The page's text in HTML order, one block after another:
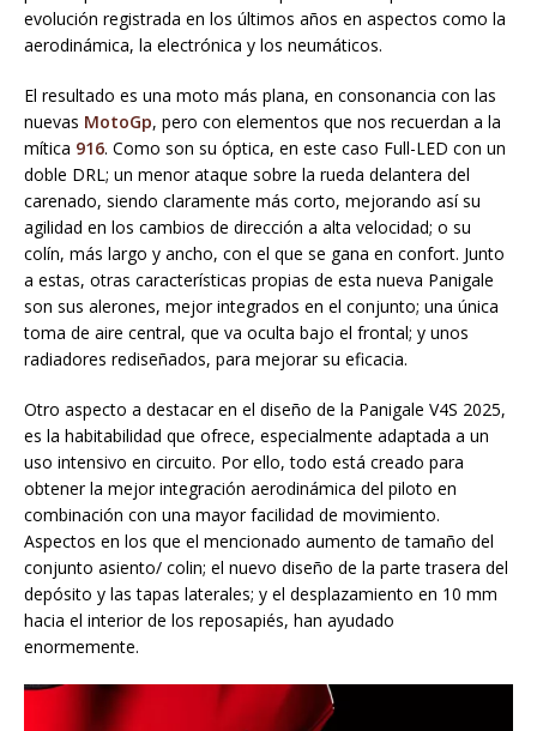
evolución registrada en los últimos años en aspectos como la
aerodinámica, la electrónica y los neumáticos.
El resultado es una moto más plana, en consonancia con las
nuevas MotoGp, pero con elementos que nos recuerdan a la
mítica 916. Como son su óptica, en este caso Full-LED con un
doble DRL; un menor ataque sobre la rueda delantera del
carenado, siendo claramente más corto, mejorando así su
agilidad en los cambios de dirección a alta velocidad; o su
colín, más largo y ancho, con el que se gana en confort. Junto
a estas, otras características propias de esta nueva Panigale
son sus alerones, mejor integrados en el conjunto; una única
toma de aire central, que va oculta bajo el frontal; y unos
radiadores rediseñados, para mejorar su eficacia.
Otro aspecto a destacar en el diseño de la Panigale V4S 2025,
es la habitabilidad que ofrece, especialmente adaptada a un
uso intensivo en circuito. Por ello, todo está creado para
obtener la mejor integración aerodinámica del piloto en
combinación con una mayor facilidad de movimiento.
Aspectos en los que el mencionado aumento de tamaño del
conjunto asiento/ colin; el nuevo diseño de la parte trasera del
depósito y las tapas laterales; y el desplazamiento en 10 mm
hacia el interior de los reposapiés, han ayudado
enormemente.